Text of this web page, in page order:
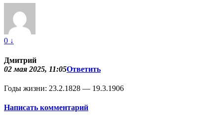
0 ↓
Дмитрий
02 мая 2025, 11:05Ответить
Годы жизни: 23.2.1828 — 19.3.1906
Написать комментарий